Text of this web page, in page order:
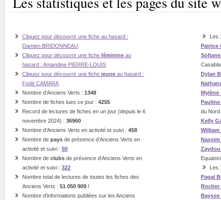
Cliquez pour découvrir une fiche au hasard :
Damien BRIDONNEAU
Cliquez pour découvrir une fiche féminine au
hasard : Amandine PIERRE-LOUIS
Cliquez pour découvrir une fiche jeune au hasard :
Fodé CAMARA
Nombre d'Anciens Verts : 1348
Nombre de fiches lues ce jour : 4255
Record de lectures de fiches en un jour (depuis le 6
novembre 2024) : 36960
Nombre d'Anciens Verts en activité et suivi : 458
Nombre de pays de présence d'Anciens Verts en
activité et suivi : 50
Nombre de clubs de présence d'Anciens Verts en
activité et suivi : 322
Nombre total de lectures de toutes les fiches des
Anciens Verts : 51 050 909 !
Nombre d'informations publiées sur les Anciens
Les
Patrice
Dylan
Mylène
du Nord
Kelly
William
Les
Pagal
Rocher
Baysse